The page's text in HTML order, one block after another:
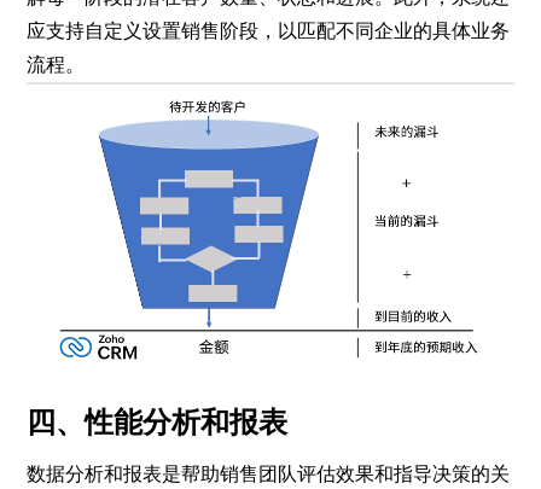
应支持自定义设置销售阶段，以匹配不同企业的具体业务
流程。
四、性能分析和报表
数据分析和报表是帮助销售团队评估效果和指导决策的关